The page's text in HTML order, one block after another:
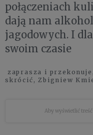
połączeniach
dają nam
jagodowych. I
swoim czasie
zaprasza i
skrócić, Zbigniew
Aby wyświetlić